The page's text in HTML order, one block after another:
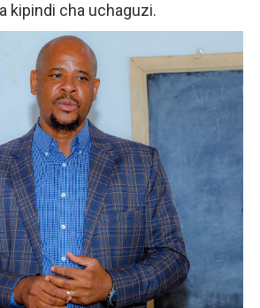
kipindi cha uchaguzi.